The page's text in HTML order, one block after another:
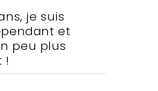
je suis
et
peu plus
!